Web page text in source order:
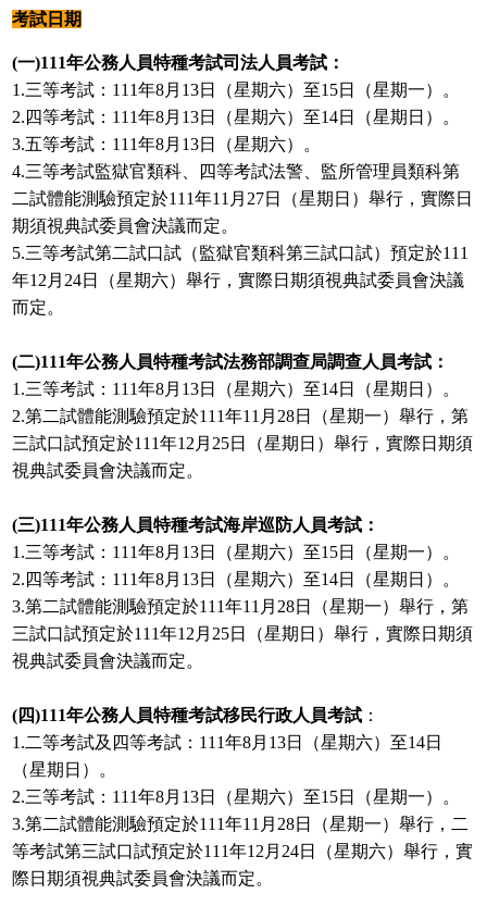
考試日期
(一)111年公務人員特種考試司法人員考試：
1.三等考試：111年8月13日（星期六）至15日（星期一）。
2.四等考試：111年8月13日（星期六）至14日（星期日）。
3.五等考試：111年8月13日（星期六）。
4.三等考試監獄官類科、四等考試法警、監所管理員類科第
二試體能測驗預定於111年11月27日（星期日）舉行，實際日
期須視典試委員會決議而定。
5.三等考試第二試口試（監獄官類科第三試口試）預定於111
年12月24日（星期六）舉行，實際日期須視典試委員會決議
而定。
(二)111年公務人員特種考試法務部調查局調查人員考試：
1.三等考試：111年8月13日（星期六）至14日（星期日）。
2.第二試體能測驗預定於111年11月28日（星期一）舉行，第
三試口試預定於111年12月25日（星期日）舉行，實際日期須
視典試委員會決議而定。
(三)111年公務人員特種考試海岸巡防人員考試：
1.三等考試：111年8月13日（星期六）至15日（星期一）。
2.四等考試：111年8月13日（星期六）至14日（星期日）。
3.第二試體能測驗預定於111年11月28日（星期一）舉行，第
三試口試預定於111年12月25日（星期日）舉行，實際日期須
視典試委員會決議而定。
(四)111年公務人員特種考試移民行政人員考試 ：
1.二等考試及四等考試：111年8月13日（星期六）至14日
（星期日）。
2.三等考試：111年8月13日（星期六）至15日（星期一）。
3.第二試體能測驗預定於111年11月28日（星期一）舉行，二
等考試第三試口試預定於111年12月24日（星期六）舉行，實
際日期須視典試委員會決議而定。